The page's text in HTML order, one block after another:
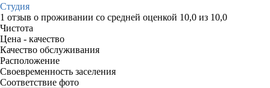
Студия
1 отзыв о проживании со средней оценкой 10,0 из 10,0
Чистота
Цена - качество
Качество обслуживания
Расположение
Своевременность заселения
Соответствие фото